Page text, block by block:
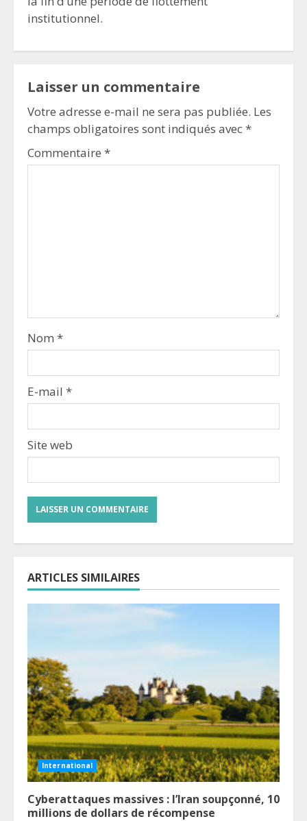
institutionnel.
Laisser un commentaire
Votre adresse e-mail ne sera pas publiée. Les
champs obligatoires sont indiqués avec*
Commentaire *
Nom *
E-mail *
Site web
ARTICLES SIMILAIRES
International
Cyberattaques massives : l’Iran soupçonné, 10
millions de dollars de récompense